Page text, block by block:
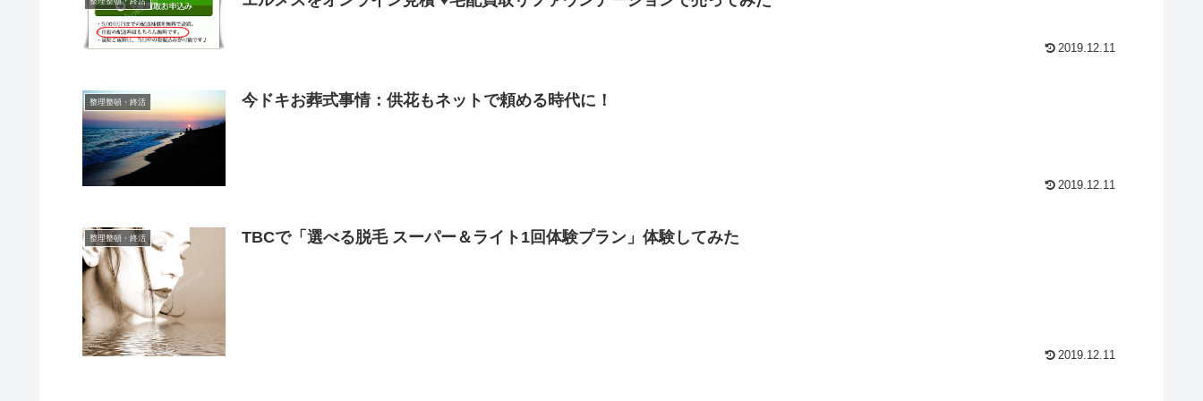
2019.12.11
整理整頓・終活 今ドキお葬式事情：供花もネットで頼める時代に！
2019.12.11
整理整頓・終活 TBCで「選べる脱毛 スーパー＆ライト1回体験プラン」体験してみた
2019.12.11